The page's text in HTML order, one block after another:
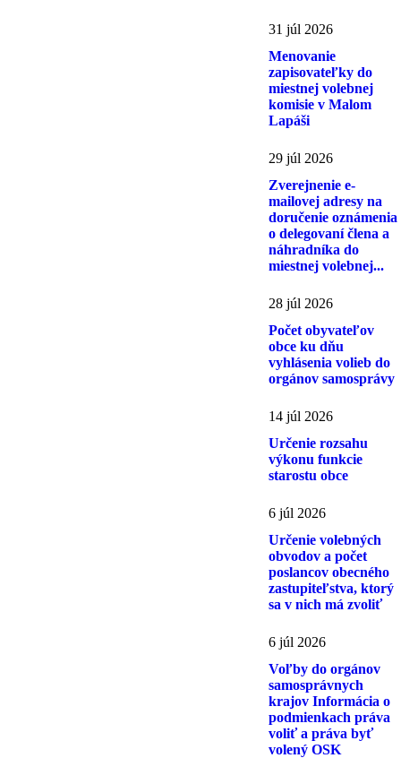
31 júl 2026
Menovanie
zapisovateľky do
miestnej volebnej
komisie v Malom
Lapáši
29 júl 2026
Zverejnenie e-
mailovej adresy na
doručenie oznámenia
o delegovaní člena a
náhradníka do
miestnej volebnej...
28 júl 2026
Počet obyvateľov
obce ku dňu
vyhlásenia volieb do
orgánov samosprávy
14 júl 2026
Určenie rozsahu
výkonu funkcie
starostu obce
6 júl 2026
Určenie volebných
obvodov a počet
poslancov obecného
zastupiteľstva, ktorý
sa v nich má zvoliť
6 júl 2026
Voľby do orgánov
samosprávnych
krajov Informácia o
podmienkach práva
voliť a práva byť
volený OSK